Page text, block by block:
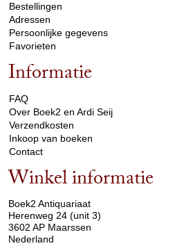
Bestellingen
Adressen
Persoonlijke gegevens
Favorieten
Informatie
FAQ
Over Boek2 en Ardi Seij
Verzendkosten
Inkoop van boeken
Contact
Winkel informatie
Boek2 Antiquariaat
Herenweg 24 (unit 3)
3602 AP Maarssen
Nederland